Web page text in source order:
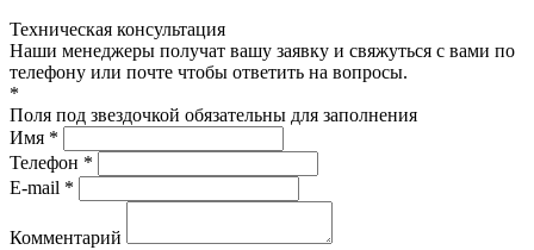
Техническая консультация
Наши менеджеры получат вашу заявку и свяжуться с вами по
телефону или почте чтобы ответить на вопросы.
*
Поля под звездочкой обязательны для заполнения
Имя *
Телефон *
E-mail *
Комментарий